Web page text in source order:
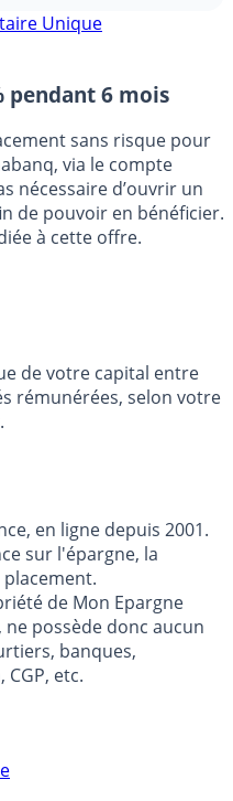
pendant 6 mois
sans risque pour
via le compte
nécessaire d’ouvrir un
à cette offre.
de votre capital entre
en ligne depuis 2001.
sur l'épargne, la
de Mon Epargne
possède donc aucun
etc.